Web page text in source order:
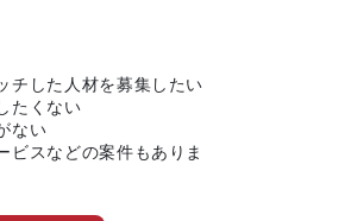
チした人材を募集したい
たくない
ない
ビスなどの案件もありま